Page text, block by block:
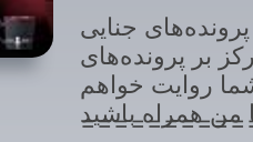
جنایی
بر پرونده‌های
روایت خواهم